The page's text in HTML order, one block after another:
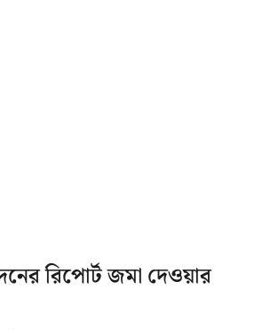
রিপোর্ট জমা দেওয়ার